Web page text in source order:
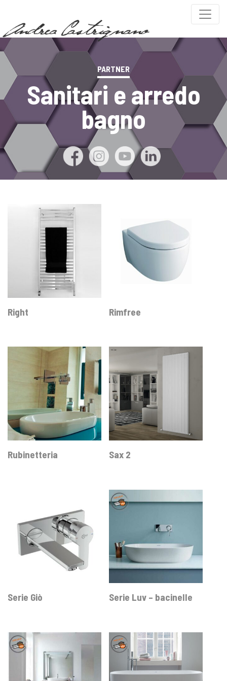
PARTNER
Sanitari e arredo
bagno
Right Rimfree
Rubinetteria Sax 2
Serie Giò Serie Luv – bacinelle